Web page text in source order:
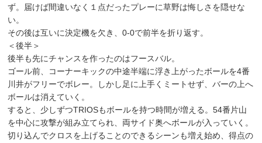
ず。届けば間違いなく１点だったプレーに草野は悔しさを隠せな
い。
その後は互いに決定機を欠き、0-0で前半を折り返す。
＜後半＞
後半も先にチャンスを作ったのはフースバル。
ゴール前、コーナーキックの中途半端に浮き上がったボールを4番
川井がフリーでボレー。しかし足に上手くミートせず、バーの上へ
ボールは消えていく。
すると、少しずつTRIOSもボールを持つ時間が増える。54番片山
を中心に攻撃が組み立てられ、両サイド奥へボールが入っていく。
切り込んでクロスを上げることのできるシーンも増え始め、得点の